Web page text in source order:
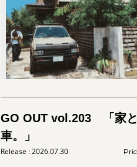
GO OUT vol.203 「家と
車。」
2026.07.30